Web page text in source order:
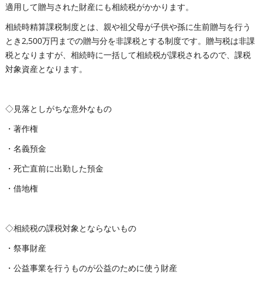
適用して贈与された財産にも相続税がかかります。
相続時精算課税制度とは、親や祖父母が子供や孫に生前贈与を行う
とき2,500万円までの贈与分を非課税とする制度です。贈与税は非課
税となりますが、相続時に一括して相続税が課税されるので、課税
対象資産となります。
◇見落としがちな意外なもの
・著作権
・名義預金
・死亡直前に出勤した預金
・借地権
◇相続税の課税対象とならないもの
・祭事財産
・公益事業を行うものが公益のために使う財産